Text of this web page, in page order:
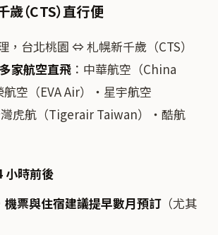
（CTS）直行便
，台北桃園 ⇔ 札幌新千歲（CTS）
家航空直飛 ：中華航空（China
空（EVA Air）・星宇航空
灣虎航（Tigerair Taiwan）・酷航
小時前後
機票與住宿建議提早數月預訂（尤其